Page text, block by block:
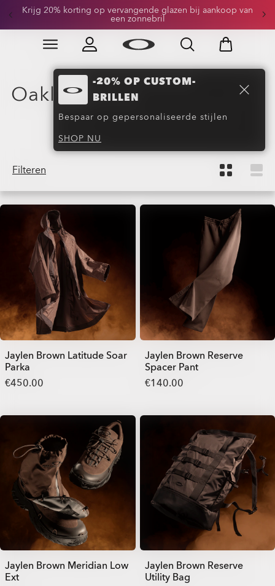
Skip to
Ontvang -20% op Custom-brillen
Krijg 20% korting op vervangende glazen bij aankoop van
een zonnebril
Slide 1 of 3. Ontvang -20% op Custom-brillen
-20% OP CUSTOM-
BRILLEN
Bespaar op gepersonaliseerde stijlen
SHOP NU
Oakley-collabs en speciale
lanceringen (33)
Filteren
Jaylen Brown Latitude Soar
Parka
€450.00
Jaylen Brown Reserve
Spacer Pant
€140.00
Jaylen Brown Meridian Low
Ext
Jaylen Brown Reserve
Utility Bag